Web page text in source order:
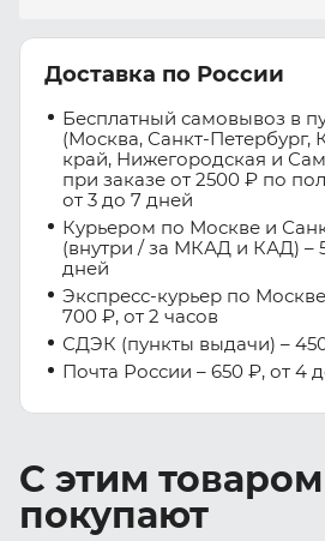
Доставка по России
Бесплатный самовывоз в
(Москва, Санкт-Петербург,
край, Нижегородская и
при заказе от 2500 ₽ по
от 3 до 7 дней
Курьером по Москве и
(внутри / за МКАД и КАД) –
дней
Экспресс-курьер по
700 ₽, от 2 часов
СДЭК (пункты выдачи) –
Почта России – 650 ₽, от 4
С этим товаром
покупают